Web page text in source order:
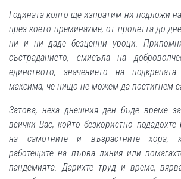
Годината която ще изпратим ни подложи
през което преминахме, от пролетта до
ни и ни даде безценни уроци.
състраданието, смисъла на
единството, значението на
максима, че нищо не можем да постигнем
Затова, нека днешния ден бъде време
всички Вас, който безкористно подадохте
на самотните и възрастните хора,
работещите на първа линия или
пандемията. Дарихте труд и време,